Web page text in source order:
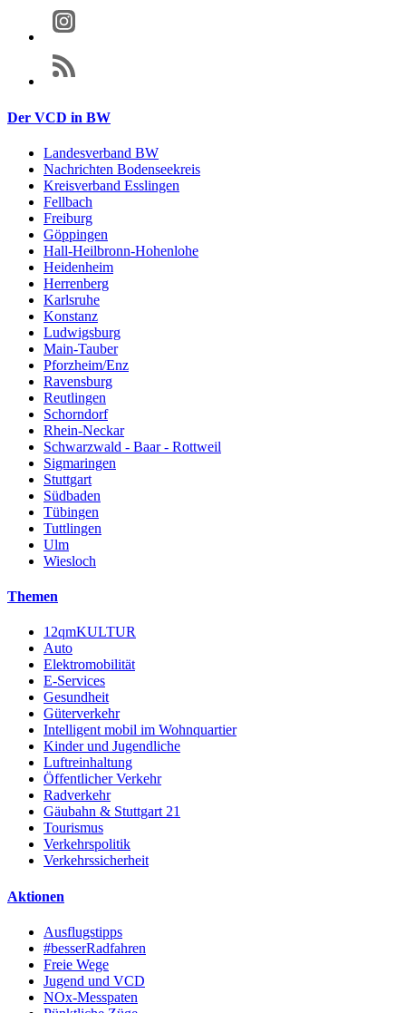
Der VCD in BW
Landesverband BW
Nachrichten Bodenseekreis
Kreisverband Esslingen
Fellbach
Freiburg
Göppingen
Hall-Heilbronn-Hohenlohe
Heidenheim
Herrenberg
Karlsruhe
Konstanz
Ludwigsburg
Main-Tauber
Pforzheim/Enz
Ravensburg
Reutlingen
Schorndorf
Rhein-Neckar
Schwarzwald - Baar - Rottweil
Sigmaringen
Stuttgart
Südbaden
Tübingen
Tuttlingen
Ulm
Wiesloch
Themen
12qmKULTUR
Auto
Elektromobilität
E-Services
Gesundheit
Güterverkehr
Intelligent mobil im Wohnquartier
Kinder und Jugendliche
Luftreinhaltung
Öffentlicher Verkehr
Radverkehr
Gäubahn & Stuttgart 21
Tourismus
Verkehrspolitik
Verkehrssicherheit
Aktionen
Ausflugstipps
#besserRadfahren
Freie Wege
Jugend und VCD
NOx-Messpaten